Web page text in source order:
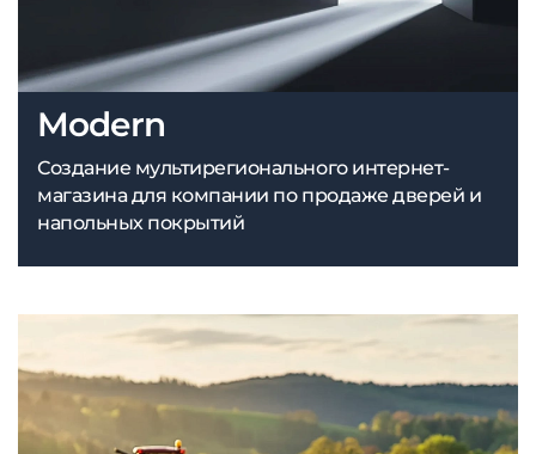
Modern
Создание мультирегионального интернет-
магазина для компании по продаже дверей и
напольных покрытий